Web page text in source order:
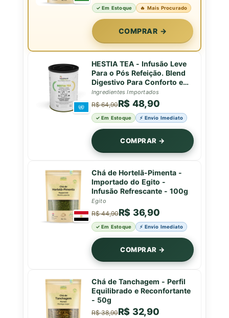
✓ Em Estoque 🔥 Mais Procurado
COMPRAR →
HESTIA TEA - Infusão Leve
Para o Pós Refeição. Blend
Digestivo Para Conforto e
Leveza - Lata - 50g
Ingredientes Importados
R$ 64,90R$ 48,90
✓ Em Estoque ⚡ Envio Imediato
COMPRAR →
Chá de Hortelã-Pimenta -
Importado do Egito -
Infusão Refrescante - 100g
Egito
R$ 44,90R$ 36,90
✓ Em Estoque ⚡ Envio Imediato
COMPRAR →
Chá de Tanchagem - Perfil
Equilibrado e Reconfortante
- 50g
R$ 38,90R$ 32,90